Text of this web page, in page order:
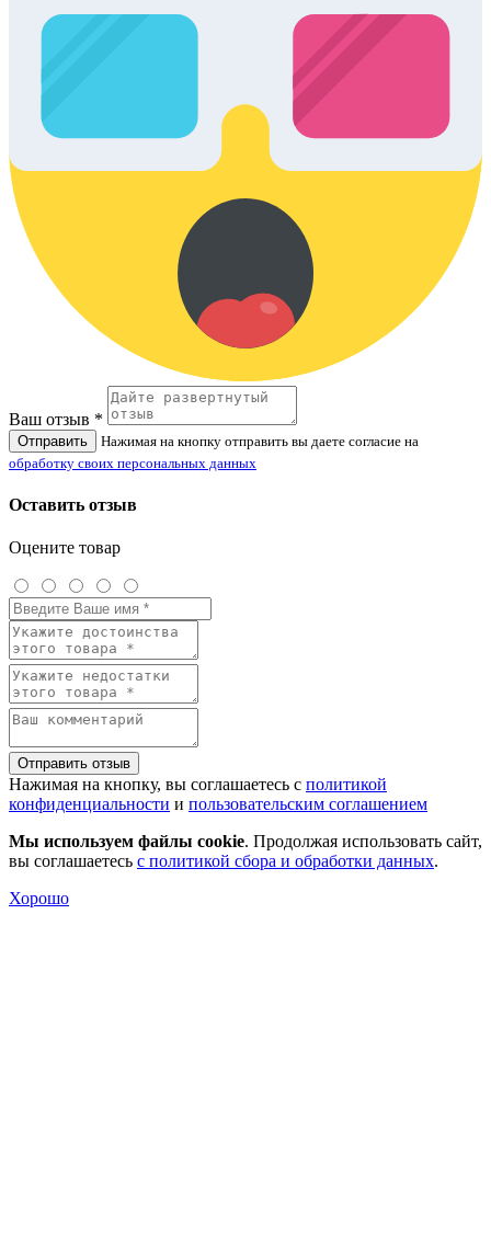
Ваш отзыв *
Отправить
Нажимая на кнопку отправить вы даете согласие на
обработку своих персональных данных
Оставить отзыв
Оцените товар
Отправить отзыв
Нажимая на кнопку, вы соглашаетесь с политикой
конфиденциальности и пользовательским соглашением
Мы используем файлы cookie. Продолжая использовать сайт,
вы соглашаетесь с политикой сбора и обработки данных.
Хорошо